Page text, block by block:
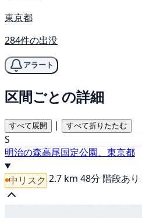
東京都
284件の出没
アラート
区間ごとの詳細
すべて展開 | すべて折りたたむ
S
明治の森高尾国定公園、東京都
中リスク 2.7 km 48分 階段あり